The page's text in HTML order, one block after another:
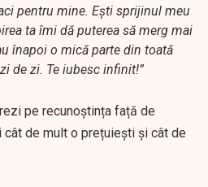
pentru mine. Ești sprijinul meu
ta îmi dă puterea să merg mai
înapoi o mică parte din toată
de zi. Te iubesc infinit!”
pe recunoștința față de
cât de mult o prețuiești și cât de